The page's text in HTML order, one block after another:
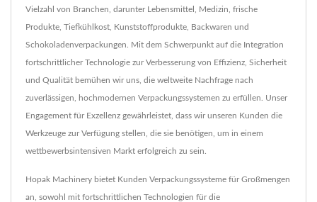
Vielzahl von Branchen, darunter Lebensmittel, Medizin, frische
Produkte, Tiefkühlkost, Kunststoffprodukte, Backwaren und
Schokoladenverpackungen. Mit dem Schwerpunkt auf die Integration
fortschrittlicher Technologie zur Verbesserung von Effizienz, Sicherheit
und Qualität bemühen wir uns, die weltweite Nachfrage nach
zuverlässigen, hochmodernen Verpackungssystemen zu erfüllen. Unser
Engagement für Exzellenz gewährleistet, dass wir unseren Kunden die
Werkzeuge zur Verfügung stellen, die sie benötigen, um in einem
wettbewerbsintensiven Markt erfolgreich zu sein.
Hopak Machinery bietet Kunden Verpackungssysteme für Großmengen
an, sowohl mit fortschrittlichen Technologien für die